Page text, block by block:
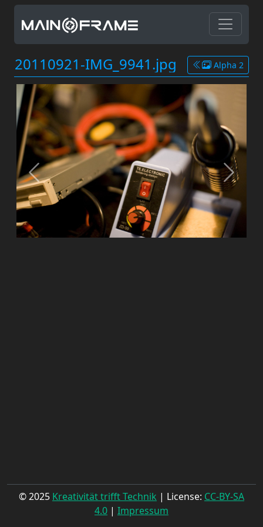
20110921-IMG_9941.jpg Alpha 2
© 2025 Kreativität trifft Technik | License: CC-BY-SA
4.0 | Impressum